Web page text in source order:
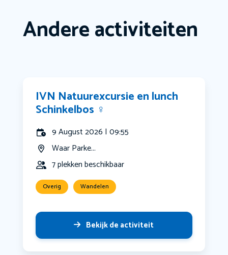
Andere activiteiten
IVN Natuurexcursie en lunch
Schinkelbos ‍♀️
9 August 2026 | 09:55
Waar Parke...
7 plekken beschikbaar
Overig Wandelen
Bekijk de activiteit